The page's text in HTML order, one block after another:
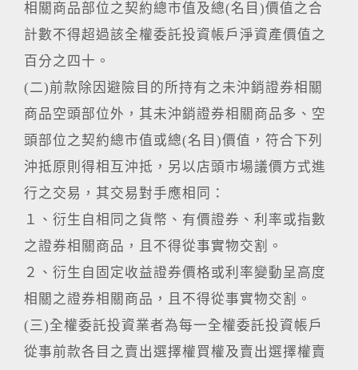
相關商品部位之契約總市值及總(名目)價值之合
計數不得超過該全權委託投資帳戶淨資產價值之
百分之四十。
(二)前款除因避險目的所持有之未沖銷證券相關
商品空頭部位外，其未沖銷證券相關商品多、空
頭部位之契約總市值或總(名目)價值，符合下列
沖抵原則得相互沖抵，另以店頭市場議價方式進
行之交易，其交易對手應相同：
１、衍生自相同之貨幣、有價證券、利率或指數
之證券相關商品，且不得從事實物交割。
２、衍生自固定收益證券價格或利率變動呈高度
相關之證券相關商品，且不得從事實物交割。
(三)全權委託投資業者為每一全權委託投資帳戶
從事前款各目之賣出選擇權買權及賣出選擇權賣